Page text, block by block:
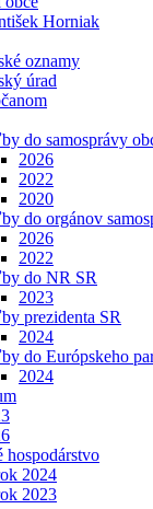
Horniak
oznamy
úrad
do samosprávy
2026
2022
2020
do orgánov
2026
2022
do NR SR
2023
prezidenta SR
2024
do Európskeho
2024
hospodárstvo
2024
2023